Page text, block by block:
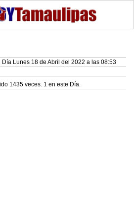
Día Lunes 18 de Abril del 2022 a las 08:53
1435 veces. 1 en este Día.